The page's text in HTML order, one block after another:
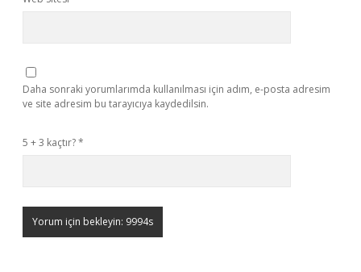
Daha sonraki yorumlarımda kullanılması için adım, e-posta adresim
ve site adresim bu tarayıcıya kaydedilsin.
5 + 3 kaçtır?*